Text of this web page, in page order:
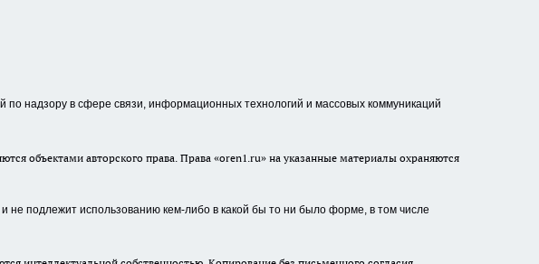
по надзору в сфере связи, информационных технологий и массовых коммуникаций
объектами авторского права. Права «oren1.ru» на указанные материалы охраняются
не подлежит использованию кем-либо в какой бы то ни было форме, в том числе